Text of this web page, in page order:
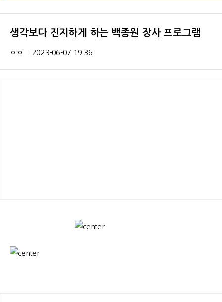
생각보다 진지하게 하는 백종원 장사 프로그램
ㅇㅇ 2023-06-07 19:36